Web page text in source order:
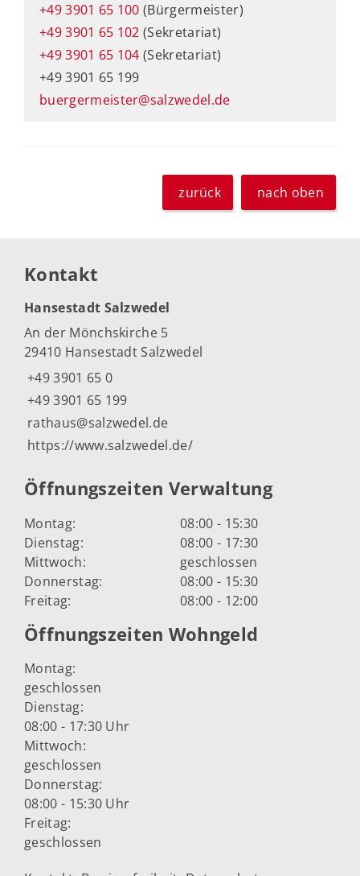
+49 3901 65 100 (Bürgermeister)
+49 3901 65 102 (Sekretariat)
+49 3901 65 104 (Sekretariat)
+49 3901 65 199
buergermeister@salzwedel.de
zurück nach oben
Kontakt
Hansestadt Salzwedel
An der Mönchskirche 5
29410 Hansestadt Salzwedel
+49 3901 65 0
+49 3901 65 199
rathaus@salzwedel.de
https://www.salzwedel.de/
Öffnungszeiten Verwaltung
Montag:
08:00 - 15:30
Dienstag:
08:00 - 17:30
Mittwoch:
geschlossen
Donnerstag:
08:00 - 15:30
Freitag:
08:00 - 12:00
Öffnungszeiten Wohngeld
Montag:
geschlossen
Dienstag:
08:00 - 17:30 Uhr
Mittwoch:
geschlossen
Donnerstag:
08:00 - 15:30 Uhr
Freitag:
geschlossen